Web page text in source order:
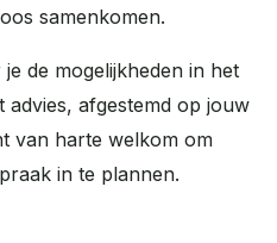
samenkomen.
de mogelijkheden in het
afgestemd op jouw
van harte welkom om
in te plannen.